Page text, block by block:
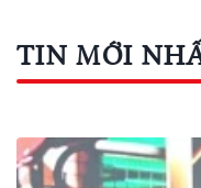
TIN MỚI